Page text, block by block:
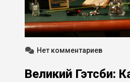
Нет комментариев
Великий Гэтсби: